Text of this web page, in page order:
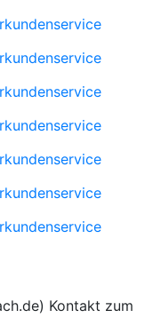
) Kontakt zum